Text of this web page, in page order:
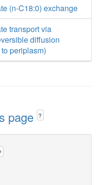
(n-C18:0) exchange
transport via
diffusion
periplasm)
page ?